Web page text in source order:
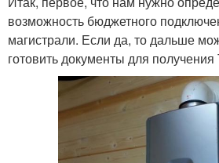
возможность бюджетного
магистрали. Если да, то дальше
готовить документы для получения